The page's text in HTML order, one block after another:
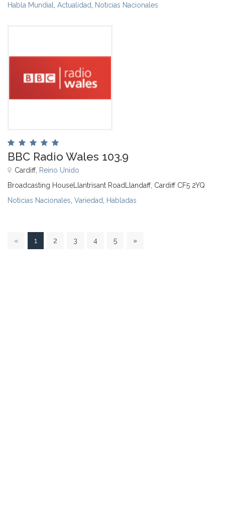
Habla Mundial Actualidad Noticias Nacionales
BBC Radio Wales 103.9
Cardiff, Reino Unido
Broadcasting HouseLlantrisant RoadLlandaff, Cardiff CF5 2YQ
Noticias Nacionales Variedad Habladas
« 1 2 3 4 5 »